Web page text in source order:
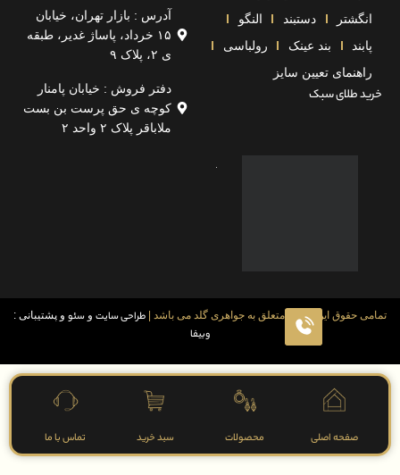
دستبند
النگو
بند عینک
رولباسی
تعیین سایز
سبک
آدرس : بازار تهران، خیابان
۱۵ خرداد، پاساژ غدیر، طبقه
ی ۲، پلاک ۹
دفتر فروش : خیابان پامنار
کوچه ی حق پرست بن بست
ملاباقر پلاک ۲ واحد ۲
این سایت متعلق به جواهری گلد می باشد | طراحی سایتوسئوو پشتیبانی :
اصلی محصولات